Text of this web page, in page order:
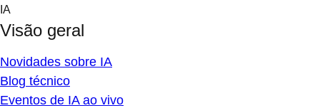
Skip
content
IA
Visão geral
Novidades sobre IA
Blog técnico
Eventos de IA ao vivo